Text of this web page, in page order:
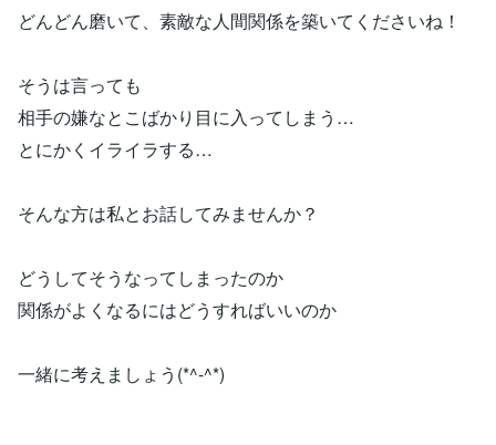
どんどん磨いて、素敵な人間関係を築いてくださいね！
そうは言っても
相手の嫌なとこばかり目に入ってしまう…
とにかくイライラする…
そんな方は私とお話してみませんか？
どうしてそうなってしまったのか
関係がよくなるにはどうすればいいのか
一緒に考えましょう(*^-^*)